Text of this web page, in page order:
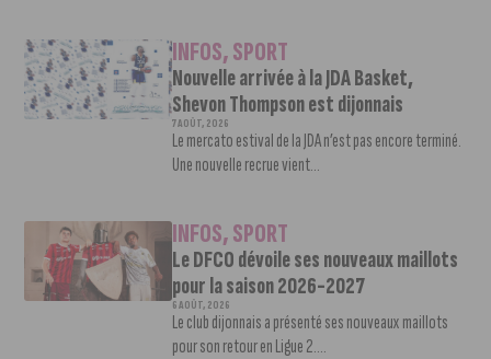
INFOS,SPORT
Nouvelle arrivée à la JDA Basket,
Shevon Thompson est dijonnais
7 AOÛT, 2026
Le mercato estival de la JDA n’est pas encore terminé.
Une nouvelle recrue vient...
INFOS,SPORT
Le DFCO dévoile ses nouveaux maillots
pour la saison 2026-2027
6 AOÛT, 2026
Le club dijonnais a présenté ses nouveaux maillots
pour son retour en Ligue 2....